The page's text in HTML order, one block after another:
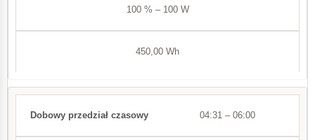
100 % – 100 W
450,00 Wh
04:31 – 06:00